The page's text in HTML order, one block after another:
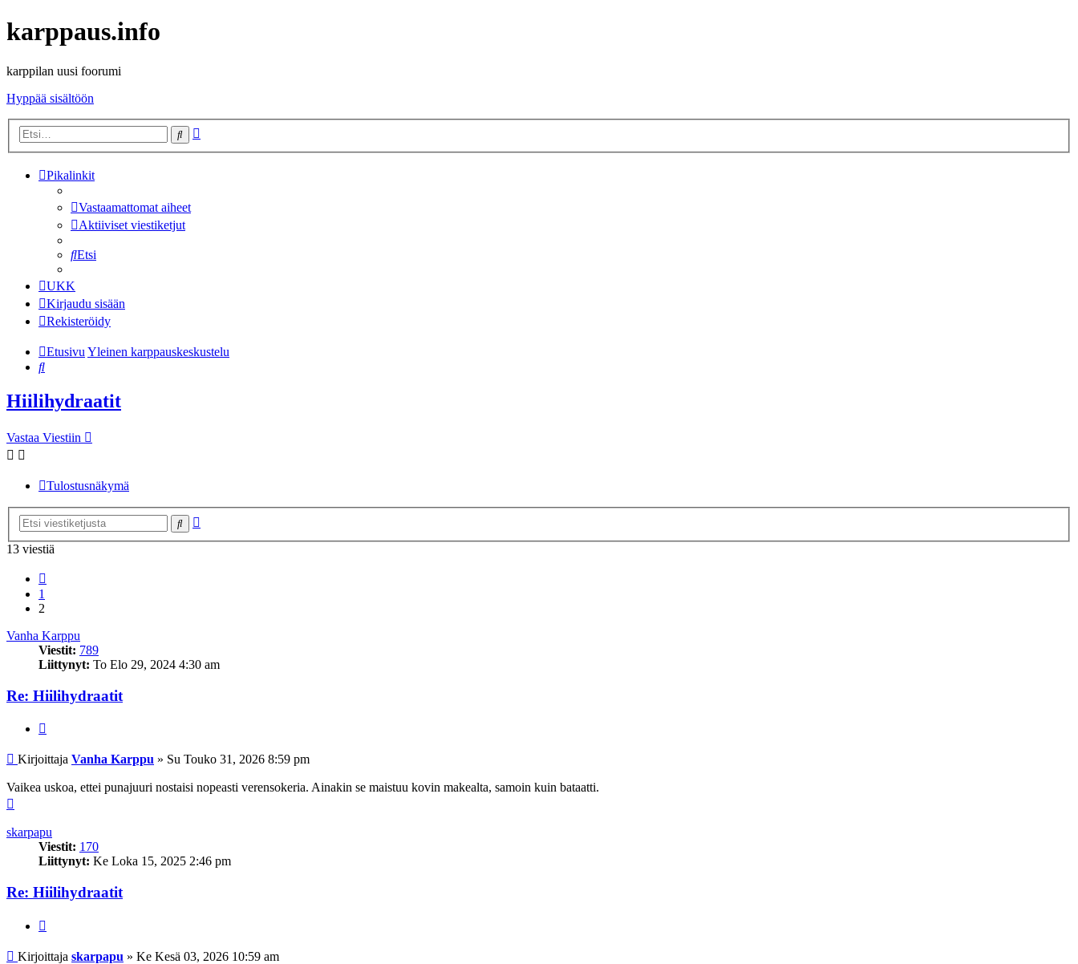
karppaus.info
karppilan uusi foorumi
Hyppää sisältöön
Etsi
Pikalinkit
Vastaamattomat aiheet
Aktiiviset viestiketjut
Etsi
UKK
Kirjaudu sisään
Rekisteröidy
EtusivuYleinen karppauskeskustelu
Etsi
Hiilihydraatit
Vastaa Viestiin
Tulostusnäkymä
Etsi
13 viestiä
1
2
Vanha Karppu
Viestit: 789
Liittynyt: To Elo 29, 2024 4:30 am
Re: Hiilihydraatit
Viesti
Kirjoittaja Vanha Karppu » Su Touko 31, 2026 8:59 pm
Vaikea uskoa, ettei punajuuri nostaisi nopeasti verensokeria. Ainakin se maistuu kovin makealta, samoin kuin bataatti.
skarpapu
Viestit: 170
Liittynyt: Ke Loka 15, 2025 2:46 pm
Re: Hiilihydraatit
Viesti
Kirjoittaja skarpapu » Ke Kesä 03, 2026 10:59 am